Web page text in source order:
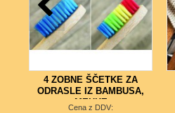
4 ZOBNE ŠČETKE ZA
ODRASLE IZ BAMBUSA,
MEHKE
Cena z DDV: